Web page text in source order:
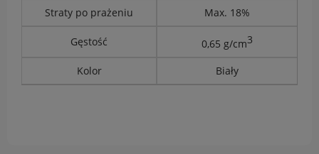
Straty po prażeniu Max. 18%
Gęstość 0,65 g/cm3
Kolor Biały